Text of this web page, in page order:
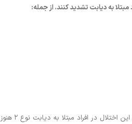
به دیابت تشدید کنند. از جمله:
با وجود مطالعات گسترده در زمینه ارتباط دیابت و کاهش شنوایی، عوامل دقیق مؤثر بر این اختلال در افراد مبتلا به دیابت نوع ۲ هنوز